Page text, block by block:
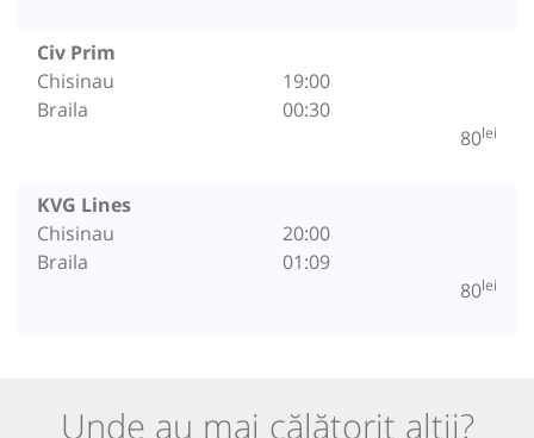
Civ Prim
Chisinau
Braila
19:00
00:30
80lei
KVG Lines
Chisinau
Braila
20:00
01:09
80lei
Unde au mai călătorit alții?